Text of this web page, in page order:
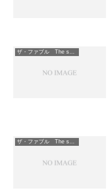
ザ・ファブル The second contact
ザ・ファブル The second contact